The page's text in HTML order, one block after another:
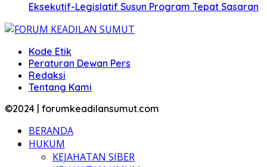
Eksekutif-Legislatif Susun Program Tepat Sasaran
Kode Etik
Peraturan Dewan Pers
Redaksi
Tentang Kami
©2024 | forumkeadilansumut.com
BERANDA
HUKUM
KEJAHATAN SIBER